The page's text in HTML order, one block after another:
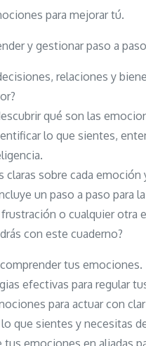
para mejorar tú.
y gestionar paso a
relaciones y
qué son las
lo que sientes,
sobre cada
un paso a paso para
o cualquier otra
con este cuaderno?
tus emociones.
efectivas para regular
para actuar con
que sientes y necesitas
emociones en aliadas